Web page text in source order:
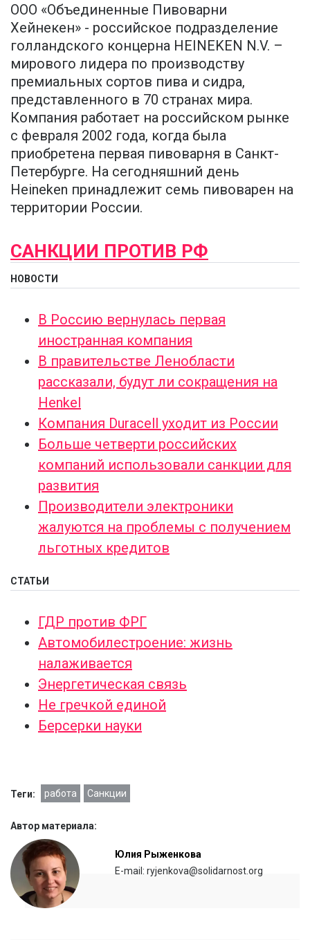
ООО «Объединенные Пивоварни
Хейнекен» - российское подразделение
голландского концерна HEINEKEN N.V. –
мирового лидера по производству
премиальных сортов пива и сидра,
представленного в 70 странах мира.
Компания работает на российском рынке
с февраля 2002 года, когда была
приобретена первая пивоварня в Санкт-
Петербурге. На сегодняшний день
Heineken принадлежит семь пивоварен на
территории России.
САНКЦИИ ПРОТИВ РФ
НОВОСТИ
В Россию вернулась первая
иностранная компания
В правительстве Ленобласти
рассказали, будут ли сокращения на
Henkel
Компания Duracell уходит из России
Больше четверти российских
компаний использовали санкции для
развития
Производители электроники
жалуются на проблемы с получением
льготных кредитов
СТАТЬИ
ГДР против ФРГ
Автомобилестроение: жизнь
налаживается
Энергетическая связь
Не гречкой единой
Берсерки науки
Теги: работа Санкции
Автор материала:
Юлия Рыженкова
E-mail: ryjenkova@solidarnost.org